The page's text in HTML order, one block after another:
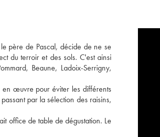
père de Pascal, décide de ne se
du terroir et des sols. C'est ainsi
Beaune, Ladoix-Serrigny,
en œuvre pour éviter les différents
par la sélection des raisins,
office de table de dégustation. Le